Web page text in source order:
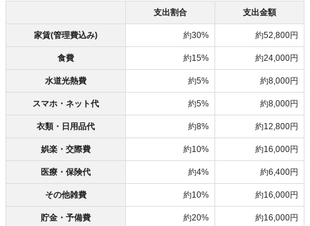
支出割合 支出金額
家賃(管理費込み) 約30% 約52,800円
食費 約15% 約24,000円
水道光熱費 約5% 約8,000円
スマホ・ネット代 約5% 約8,000円
衣類・日用品代 約8% 約12,800円
娯楽・交際費 約10% 約16,000円
医療・保険代 約4% 約6,400円
その他雑費 約10% 約16,000円
貯金・予備費 約20% 約16,000円